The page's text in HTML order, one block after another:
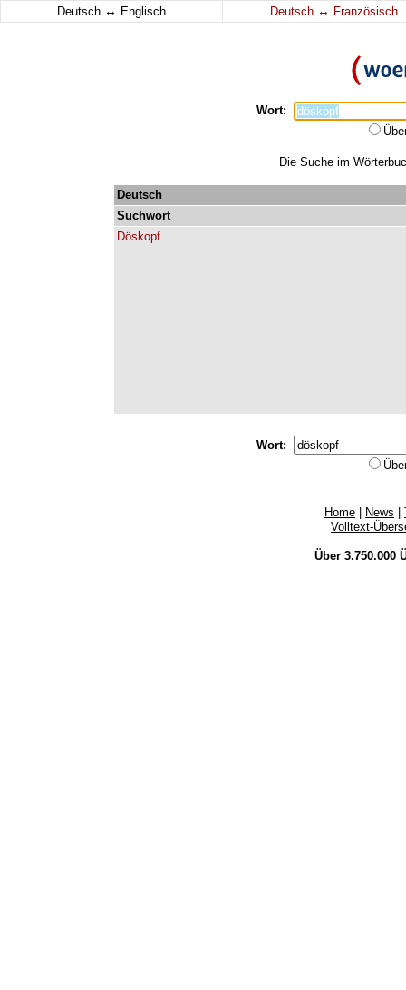
Deutsch ↔ Englisch Deutsch ↔ Französisch
Wort:
Die Suche im
Deutsch
Suchwort
Döskopf
Wort:
Home News
Volltext-
Über 3.750.000